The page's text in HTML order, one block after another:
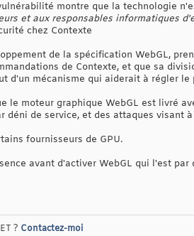
montre que la technologie
et aux responsables informatiques
chez Contexte
de la spécification WebGL,
de Contexte, et que sa
d'un mécanisme qui aiderait à régler le
le moteur graphique WebGL est livré
déni de service, et des attaques visant
fournisseurs de GPU.
avant d'activer WebGL qui l'est
? Contactez-moi